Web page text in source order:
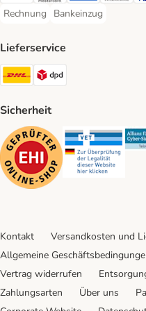
Rechnung
Rechnung Payment Method
Bankeinzug
Bankeinzug Payment
Lieferservice
DHL Shipping Method
Sicherheit
Security
Kontakt Versandkosten und
Allgemeine
Vertrag widerrufen
Zahlungsarten
Über uns